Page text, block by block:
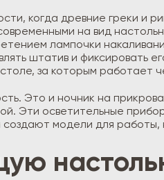
когда древние греки и
на вид
лампочки
штатив и фиксировать
за которым работает
Это и ночник на
Эти осветительные
модели для